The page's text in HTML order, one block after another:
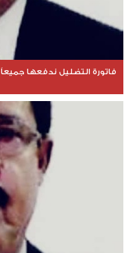
فاتورة التضليل ندفعها جميعاً